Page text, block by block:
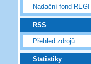
Nadační fond
RSS
Přehled zdrojů
Statistiky